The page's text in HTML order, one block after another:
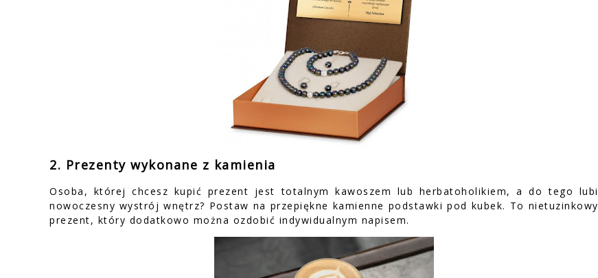
2. Prezenty wykonane z kamienia
Osoba, której chcesz kupić prezent jest totalnym kawoszem lub herbatoholikiem, a do tego lubi
nowoczesny wystrój wnętrz? Postaw na przepiękne kamienne podstawki pod kubek. To nietuzinkowy
prezent, który dodatkowo można ozdobić indywidualnym napisem.